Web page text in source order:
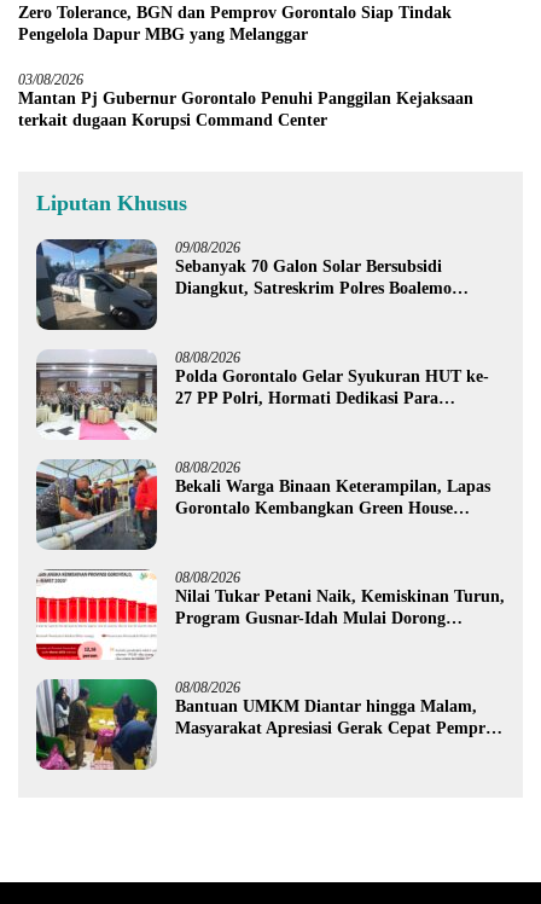
Zero Tolerance, BGN dan Pemprov Gorontalo Siap Tindak
Pengelola Dapur MBG yang Melanggar
03/08/2026
Mantan Pj Gubernur Gorontalo Penuhi Panggilan Kejaksaan
terkait dugaan Korupsi Command Center
Liputan Khusus
09/08/2026
Sebanyak 70 Galon Solar Bersubsidi
Diangkut, Satreskrim Polres Boalemo
08/08/2026
Polda Gorontalo Gelar Syukuran HUT ke-
27 PP Polri, Hormati Dedikasi Para
08/08/2026
Bekali Warga Binaan Keterampilan, Lapas
Gorontalo Kembangkan Green House
08/08/2026
Nilai Tukar Petani Naik, Kemiskinan Turun,
Program Gusnar-Idah Mulai Dorong
08/08/2026
Bantuan UMKM Diantar hingga Malam,
Masyarakat Apresiasi Gerak Cepat Pemprov